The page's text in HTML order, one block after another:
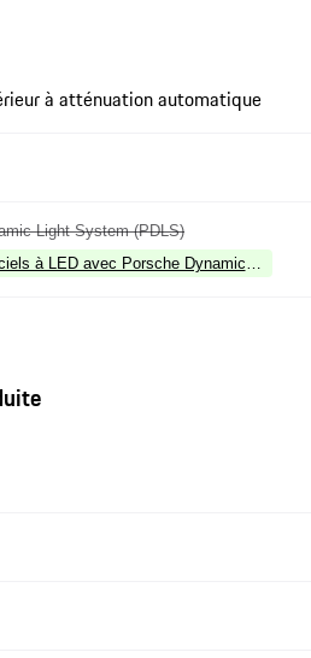
à atténuation automatique
Light System (PDLS)
à LED avec Porsche Dynamic Light